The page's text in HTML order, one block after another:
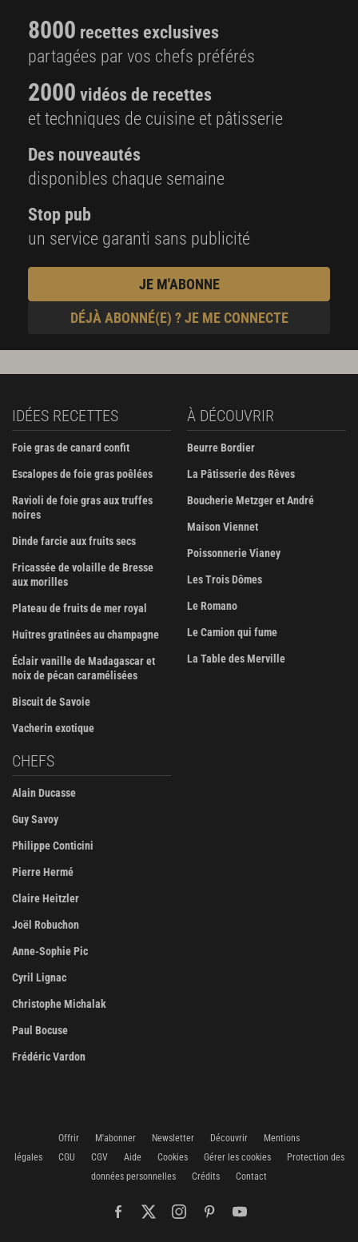
8000 recettes exclusives
partagées par vos chefs préférés
2000 vidéos de recettes
et techniques de cuisine et pâtisserie
Des nouveautés
disponibles chaque semaine
Stop pub
un service garanti sans publicité
JE M'ABONNE
DÉJÀ ABONNÉ(E) ? JE ME CONNECTE
IDÉES RECETTES
Foie gras de canard confit
Escalopes de foie gras poêlées
Ravioli de foie gras aux truffes
noires
Dinde farcie aux fruits secs
Fricassée de volaille de Bresse
aux morilles
Plateau de fruits de mer royal
Huîtres gratinées au champagne
Éclair vanille de Madagascar et
noix de pécan caramélisées
Biscuit de Savoie
Vacherin exotique
À DÉCOUVRIR
Beurre Bordier
La Pâtisserie des Rêves
Boucherie Metzger et André
Maison Viennet
Poissonnerie Vianey
Les Trois Dômes
Le Romano
Le Camion qui fume
La Table des Merville
CHEFS
Alain Ducasse
Guy Savoy
Philippe Conticini
Pierre Hermé
Claire Heitzler
Joël Robuchon
Anne-Sophie Pic
Cyril Lignac
Christophe Michalak
Paul Bocuse
Frédéric Vardon
Offrir M'abonner Newsletter Découvrir
Mentions
légales
CGU CGV Aide Cookies Gérer les cookies
Protection des
données personnelles
Crédits Contact